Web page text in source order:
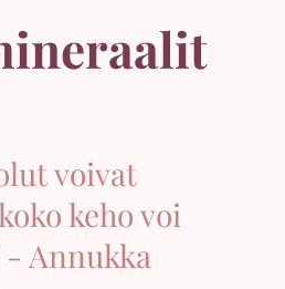
voivat
keho voi
Annukka